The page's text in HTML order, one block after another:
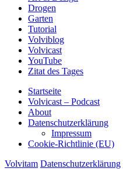
Drogen
Garten
Tutorial
Volviblog
Volvicast
YouTube
Zitat des Tages
Startseite
Volvicast – Podcast
About
Datenschutzerklärung
Impressum
Cookie-Richtlinie (EU)
Volvitam Datenschutzerklärung